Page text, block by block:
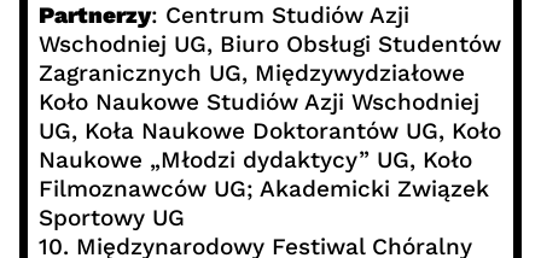
Partnerzy: Centrum Studiów Azji
Wschodniej UG, Biuro Obsługi Studentów
Zagranicznych UG, Międzywydziałowe
Koło Naukowe Studiów Azji Wschodniej
UG, Koła Naukowe Doktorantów UG, Koło
Naukowe „Młodzi dydaktycy” UG, Koło
Filmoznawców UG; Akademicki Związek
Sportowy UG
10. Międzynarodowy Festiwal Chóralny